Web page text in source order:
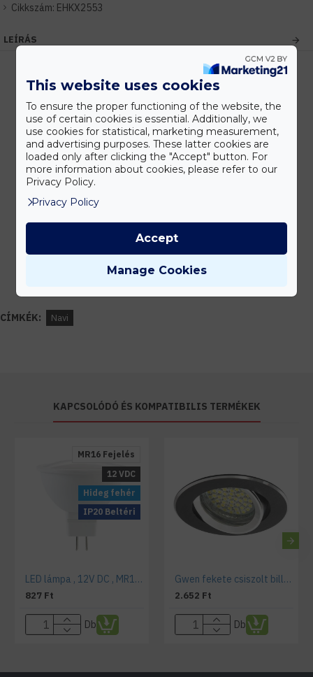
Cikkszám: EHKX2553
LEÍRÁS
Kedvezmények
Vásárolj nagyobb mennyiségben és megadjuk a legjobb gyártói árakat.
Tanácsadás
Írd meg nekünk elgondolásodat és munkatársunk segít az elképzeléseid
CÍMKÉK: Navi
KAPCSOLÓDÓ ÉS KOMPATIBILIS TERMÉKEK
Hideg fehér
MR16 Fejelés
IP20 Beltéri
12 VDC
LED lámpa , 12V DC , MR16 , G5.3 foglalat , 5 Watt , hideg fehér
827 Ft
Db
Gwen fekete csiszolt billenő spotkeret, kör alakú
2.652 Ft
Db
This website uses cookies
To ensure the proper functioning of the website, the
use of certain cookies is essential. Additionally, we
use cookies for statistical, marketing measurement,
and advertising purposes. These latter cookies are
loaded only after clicking the "Accept" button. For
more information about cookies, please refer to our
Privacy Policy.
Privacy Policy
Manage Cookies
Accept